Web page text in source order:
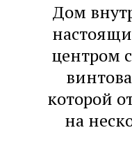
Дом
центром
которой
на